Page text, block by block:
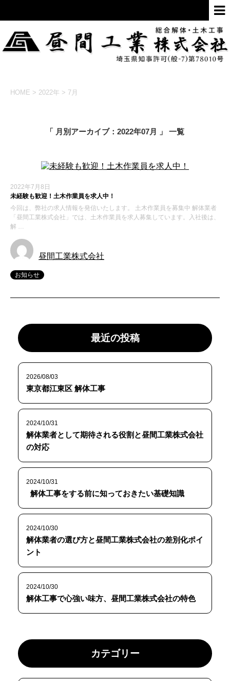
HOME > 2022年 > 7月
「 月別アーカイブ：2022年07月 」 一覧
2022年7月8日
未経験も歓迎！土木作業員を求人中！
今回は、弊社の求人情報を発信いたします。 土木作業員を募集中 解体業者
「昼間工業株式会社」では、土木作業員を求人募集しています。入社後は、
解 …
昼間工業株式会社
お知らせ
最近の投稿
2026/08/03
東京都江東区 解体工事
2024/10/31
解体業者として期待される役割と昼間工業株式会社
の対応
2024/10/31
解体工事をする前に知っておきたい基礎知識
2024/10/30
解体業者の選び方と昼間工業株式会社の差別化ポイ
ント
2024/10/30
解体工事で心強い味方、昼間工業株式会社の特色
カテゴリー